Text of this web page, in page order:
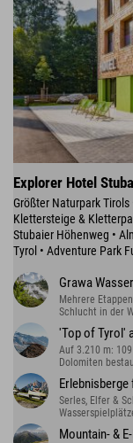
Explorer Hotel
Größter Naturpark Tirols
Klettersteige &
Stubaier Höhenweg •
Tyrol • Adventure Park
Grawa
Mehrere
Schlucht in der
'Top of Tyrol'
Auf 3.210 m:
Dolomiten
Serles, Elfer &
Mountain- &